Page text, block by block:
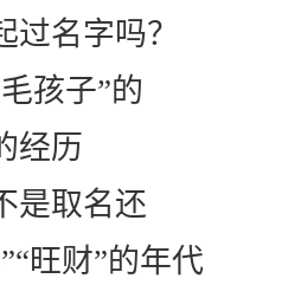
名字吗？
孩子”的
历
取名还
旺财”的年代